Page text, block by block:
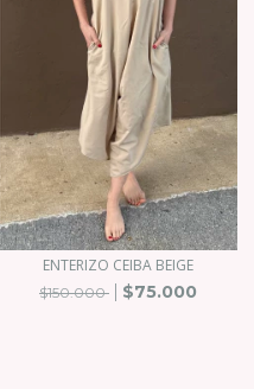
ENTERIZO CEIBA BEIGE
$150.000 $75.000